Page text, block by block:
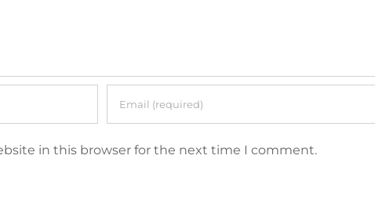
in this browser for the next time I comment.